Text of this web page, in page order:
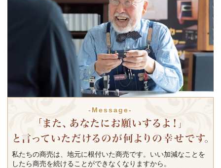
-Message-
私たちの商売は、地元に根付いた商売です。いい加減なことを
したら商売を続けることができなくなりますから。